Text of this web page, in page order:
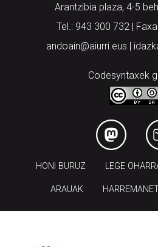
Arantzibia plaza, 4-5
Tel.: 943 300 732 |
andoain@aiurri.eus |
Codesyntaxek
HONI BURUZ LEGE
ARAUAK